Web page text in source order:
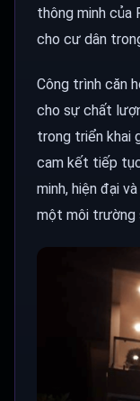
thông minh của
cho cư dân
Công trình căn
cho sự chất
trong triển khai
cam kết tiếp
minh, hiện đại
một môi trường